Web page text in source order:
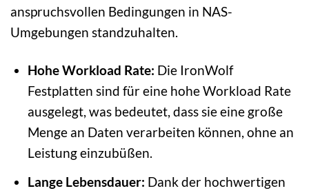
anspruchsvollen Bedingungen in NAS-
Umgebungen standzuhalten.
Hohe Workload Rate: Die IronWolf
Festplatten sind für eine hohe Workload Rate
ausgelegt, was bedeutet, dass sie eine große
Menge an Daten verarbeiten können, ohne an
Leistung einzubüßen.
Lange Lebensdauer: Dank der hochwertigen